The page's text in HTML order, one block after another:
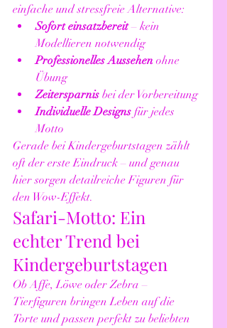
einfache und stressfreie Alternative:
Sofort einsatzbereit – kein
Modellieren notwendig
Professionelles Aussehen ohne
Übung
Zeitersparnis bei der Vorbereitung
Individuelle Designs für jedes
Motto
Gerade bei Kindergeburtstagen zählt
oft der erste Eindruck – und genau
hier sorgen detailreiche Figuren für
den Wow-Effekt.
Safari-Motto: Ein
echter Trend bei
Kindergeburtstagen
Ob Affe, Löwe oder Zebra –
Tierfiguren bringen Leben auf die
Torte und passen perfekt zu beliebten